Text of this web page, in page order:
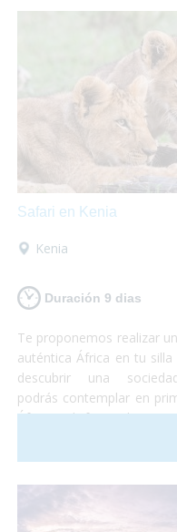
Safari en Kenia
Kenia
Duración 9 dias
Te proponemos realizar
auténtica África en tu
descubrir una
podrás contemplar en
África y disfrutar de
más y atrévete a
marcará y te encantará.